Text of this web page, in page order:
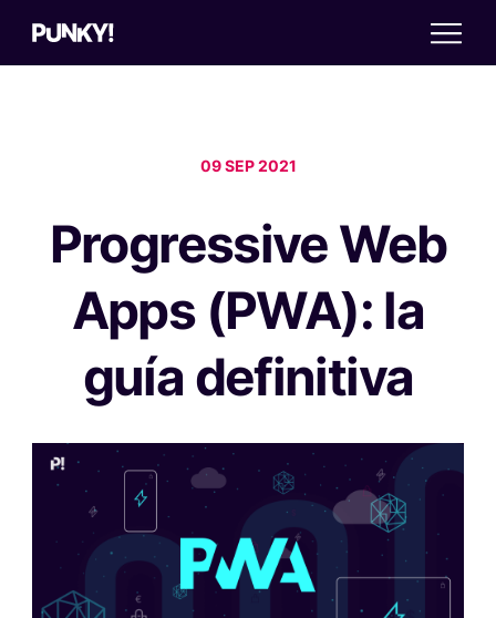
09 SEP 2021
Progressive Web
Apps (PWA): la
guía definitiva